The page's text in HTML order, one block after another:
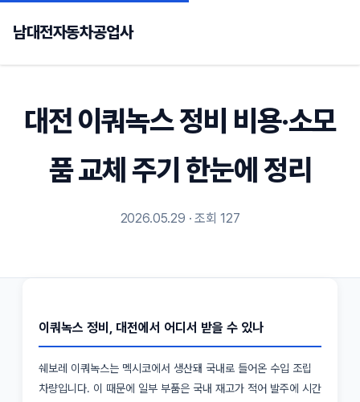
남대전자동차공업사
대전 이쿼녹스 정비 비용·소모
품 교체 주기 한눈에 정리
2026.05.29 · 조회 127
이쿼녹스 정비, 대전에서 어디서 받을 수 있나
쉐보레 이쿼녹스는 멕시코에서 생산돼 국내로 들어온 수입 조립
차량입니다. 이 때문에 일부 부품은 국내 재고가 적어 발주에 시간